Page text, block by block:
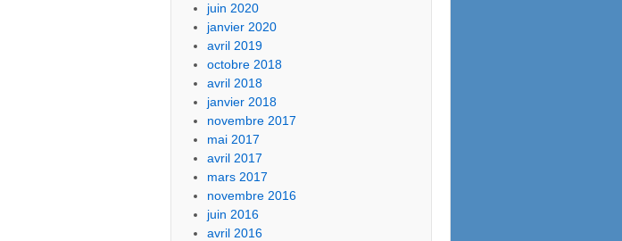
juin 2020
janvier 2020
avril 2019
octobre 2018
avril 2018
janvier 2018
novembre 2017
mai 2017
avril 2017
mars 2017
novembre 2016
juin 2016
avril 2016